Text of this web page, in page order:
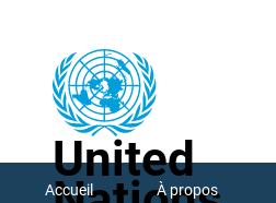
United
Accueil À propos